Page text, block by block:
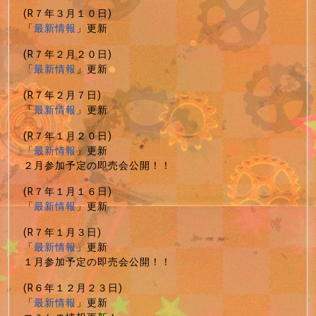
(R７年３月１０日)
「最新情報」更新
(R７年２月２０日)
「最新情報」更新
(R７年２月７日)
「最新情報」更新
(R７年１月２０日)
「最新情報」更新
２月参加予定の即売会公開！！
(R７年１月１６日)
「最新情報」更新
(R７年１月３日)
「最新情報」更新
１月参加予定の即売会公開！！
(R６年１２月２３日)
「最新情報」更新